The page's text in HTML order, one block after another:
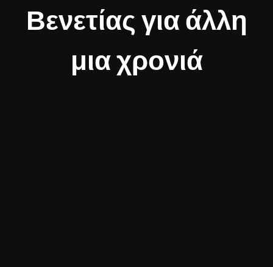
Βενετίας για άλλη
μια χρονιά